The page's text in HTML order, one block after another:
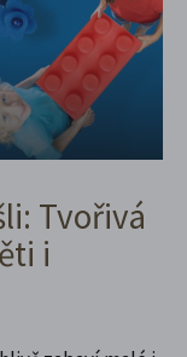
Tvořivá
i